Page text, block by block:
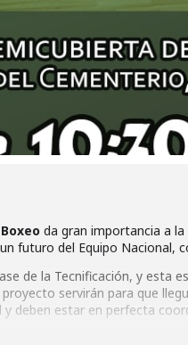
da gran importancia a
futuro del Equipo Nacional,
de la Tecnificación, y esta
servirán para que
deben estar en perfecta